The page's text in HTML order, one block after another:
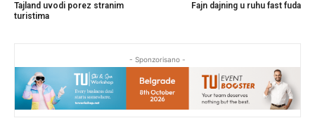
Tajland uvodi porez stranim
turistima
Fajn dajning u ruhu fast fuda
- Sponzorisano -